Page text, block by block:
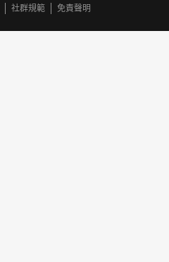
社群規範 免責聲明